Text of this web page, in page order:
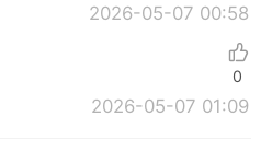
2026-05-07 00:58
2026-05-07 01:09
0